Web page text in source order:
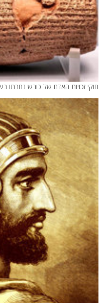
חוקי זכויות האדם של כורש נחרתו